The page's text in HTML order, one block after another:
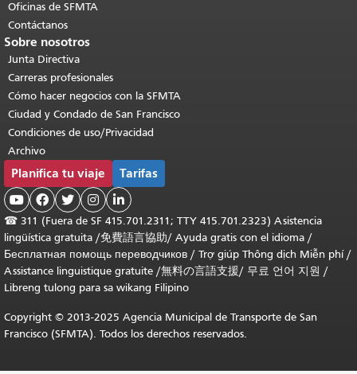
Oficinas de SFMTA
Contáctanos
Sobre nosotros
Junta Directiva
Carreras profesionales
Cómo hacer negocios con la SFMTA
Ciudad y Condado de San Francisco
Condiciones de uso/Privacidad
Archivo
Planifica tu viaje Tarifas
    
☎ 311 (Fuera de SF 415.701.2311; TTY 415.701.2323) Asistencia
lingüística gratuita /免費語言協助/ Ayuda gratis con el idioma /
Бесплатная помощь переводчиков / Trợ giúp Thông dịch Miễn phí/
Assistance linguistique gratuite /無料の言語支援/ 무료 언어 지원 /
Libreng tulong para sa wikang Filipino
Copyright © 2013-2025 Agencia Municipal de Transporte de San
Francisco (SFMTA). Todos los derechos reservados.